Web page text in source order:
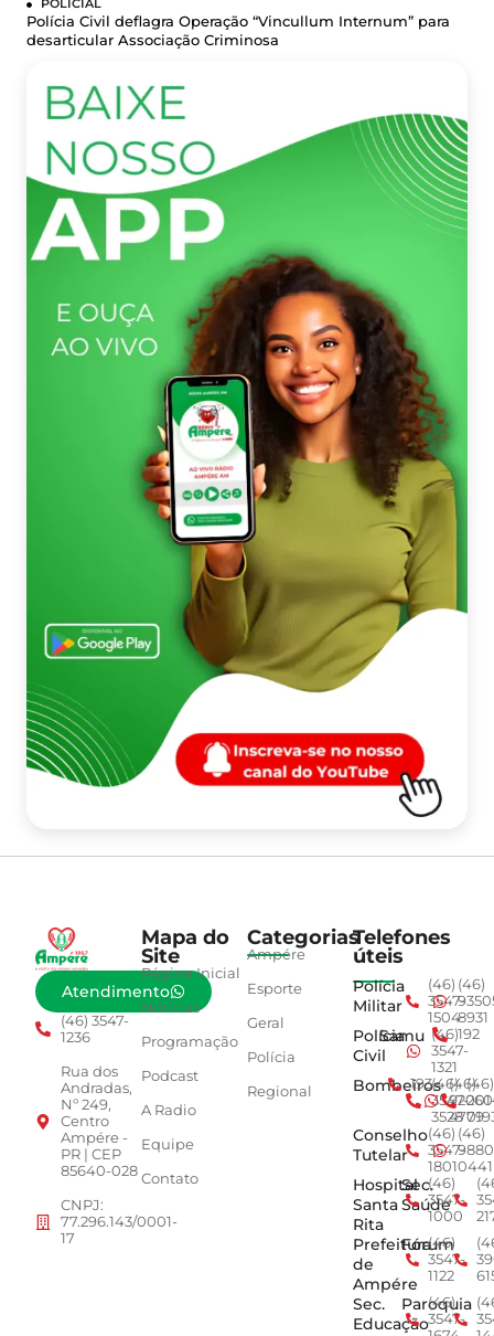
Polícia Civil deflagra Operação “Vincullum Internum” para
desarticular Associação Criminosa
Atendimento
(46) 3547-
1236
Rua dos
Andradas,
Nº 249,
Centro
Ampére -
PR | CEP
85640-028
CNPJ:
77.296.143/0001-
17
Mapa do
Site
Página Inicial
Notícias
Programação
Podcast
A Radio
Equipe
Contato
Categorias
Ampére
Esporte
Geral
Polícia
Regional
Telefones
úteis
Polícia
Militar
(46)
3547-
1504
(46)
8931
Polícia
Civil
Samu (46)
3547-
1321
192
Bombeiros
193(46)
3547-
3528
(46)
4779
(46)
Conselho
Tutelar
(46)
3547-
1801
(46)
0441
Hospital
Santa
Rita
Sec.
Saúde
(46)
3547-
1000
Prefeitura
de
Ampére
Fórum
(46)
3547-
1122
Sec.
Educação
Paroquia
(46)
3547-